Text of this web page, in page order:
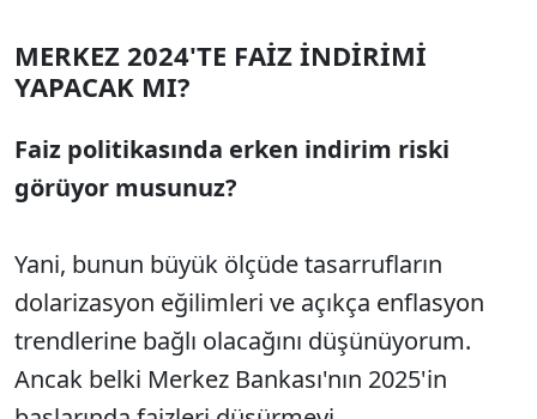
MERKEZ 2024'TE FAİZ İNDİRİMİ
YAPACAK MI?
Faiz politikasında erken indirim riski
görüyor musunuz?
Yani, bunun büyük ölçüde tasarrufların
dolarizasyon eğilimleri ve açıkça enflasyon
trendlerine bağlı olacağını düşünüyorum.
Ancak belki Merkez Bankası'nın 2025'in